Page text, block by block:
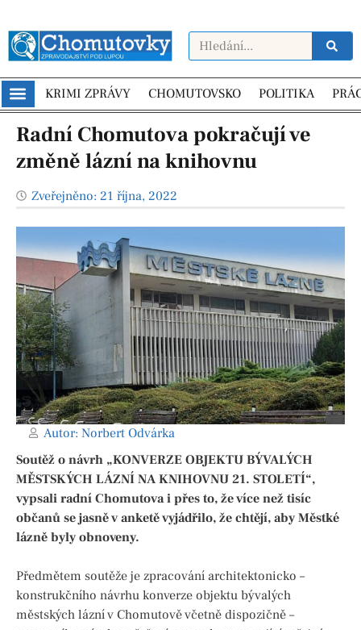
KRIMI ZPRÁVY CHOMUTOVSKO POLITIKA
Radní Chomutova pokračují ve
změně lázní na knihovnu
Zveřejněno: 21 října, 2022
Autor: Norbert Odvárka
Soutěž o návrh „KONVERZE OBJEKTU BÝVALÝCH
MĚSTSKÝCH LÁZNÍ NA KNIHOVNU 21. STOLETÍ“,
vypsali radní Chomutova i přes to, že více než tisíc
občanů se jasně v anketě vyjádřilo, že chtějí, aby Městké
lázně byly obnoveny.
Předmětem soutěže je zpracování architektonicko –
konstrukčního návrhu konverze objektu bývalých
městských lázní v Chomutově včetně dispozičně –